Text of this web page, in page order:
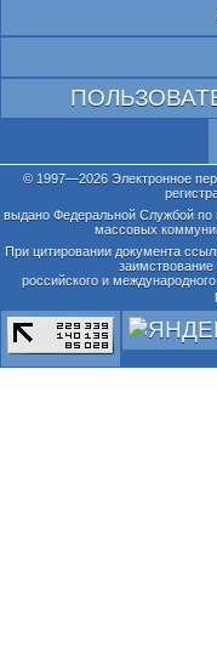
© 1997—2026 Электронное
выдано Федеральной Службой по
массовых
При цитировании документа
российского и